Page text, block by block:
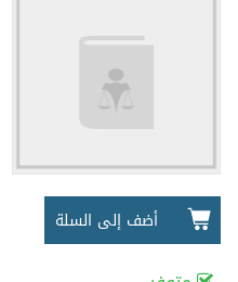
أضف إلى السلة